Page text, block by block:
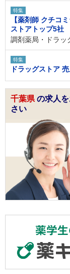
特集
【薬剤師 クチコ
ストアトップ5社
調剤薬局・ドラッ
特集
ドラッグストア
千葉県 の求人
さい